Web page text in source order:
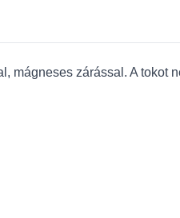
mágneses zárással. A tokot